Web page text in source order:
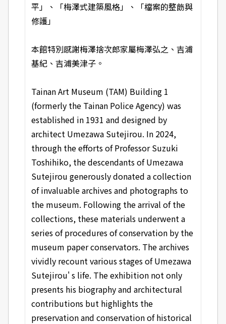
平」、「梅澤式建築風格」、「檔案的整飭與
修護」
本館特別感謝梅澤捨次郎家屬梅澤弘之、吉浦
基紀、吉浦美津子。
Tainan Art Museum (TAM) Building 1
(formerly the Tainan Police Agency) was
established in 1931 and designed by
architect Umezawa Sutejirou. In 2024,
through the efforts of Professor Suzuki
Toshihiko, the descendants of Umezawa
Sutejirou generously donated a collection
of invaluable archives and photographs to
the museum. Following the arrival of the
collections, these materials underwent a
series of procedures of conservation by the
museum paper conservators. The archives
vividly recount various stages of Umezawa
Sutejirou' s life. The exhibition not only
presents his biography and architectural
contributions but highlights the
preservation and conservation of historical